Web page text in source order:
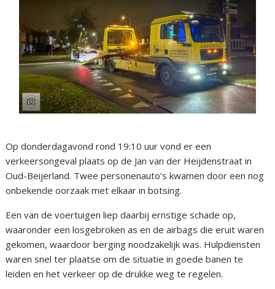
Op donderdagavond rond 19:10 uur vond er een
verkeersongeval plaats op de Jan van der Heijdenstraat in
Oud-Beijerland. Twee personenauto’s kwamen door een nog
onbekende oorzaak met elkaar in botsing.
Een van de voertuigen liep daarbij ernstige schade op,
waaronder een losgebroken as en de airbags die eruit waren
gekomen, waardoor berging noodzakelijk was. Hulpdiensten
waren snel ter plaatse om de situatie in goede banen te
leiden en het verkeer op de drukke weg te regelen.